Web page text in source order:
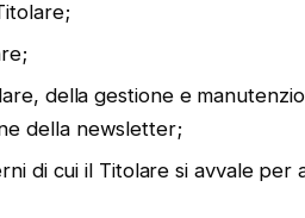
della gestione e
della newsletter;
di cui il Titolare si avvale per